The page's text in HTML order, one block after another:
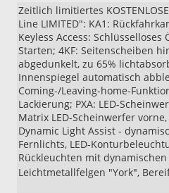
Zeitlich limitiertes
Line LIMITED": KA1:
Keyless Access:
Starten; 4KF: Seitenscheiben
abgedunkelt, zu 65%
Innenspiegel automatisch
Coming-/Leaving-home-
Lackierung; PXA: LED-
Matrix LED-Scheinwerfer
Dynamic Light Assist -
Fernlichts, LED-
Rückleuchten mit dynamischen
Leichtmetallfelgen "York",